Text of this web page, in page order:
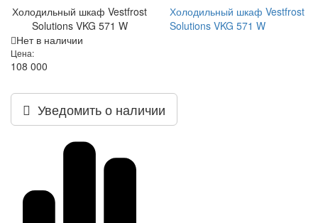
Холодильный шкаф Vestfrost
Solutions VKG 571 W
Холодильный шкаф Vestfrost
Solutions VKG 571 W
Нет в наличии
Цена:
108 000
Уведомить о наличии